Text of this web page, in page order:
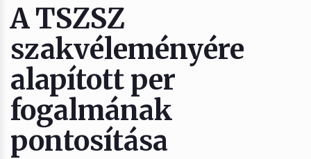
A TSZSZ
szakvéleményére
alapított per
fogalmának
pontosítása